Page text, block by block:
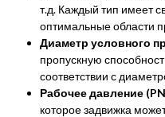
т.д. Каждый тип имеет
оптимальные области
Диаметр условного
пропускную
соответствии с
Рабочее давление
которое задвижка